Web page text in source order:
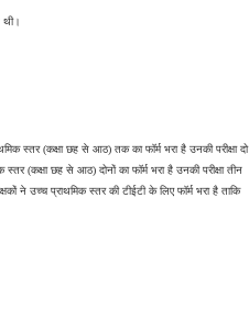
थी।
स्तर (कक्षा छह से आठ) तक का फॉर्म भरा है उनकी परीक्षा दो
(कक्षा छह से आठ) दोनों का फॉर्म भरा है उनकी परीक्षा तीन
ने उच्च प्राथमिक स्तर की टीईटी के लिए फॉर्म भरा है ताकि